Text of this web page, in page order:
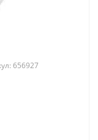
656927